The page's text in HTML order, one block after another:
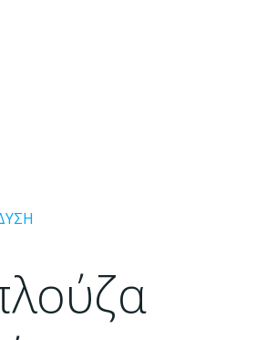
παραλλαγές.